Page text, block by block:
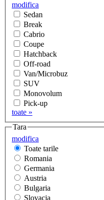
modifica
Sedan
Break
Cabrio
Coupe
Hatchback
Off-road
Van/Microbuz
SUV
Monovolum
Pick-up
toate »
modifica
Tara
Toate tarile
Romania
Germania
Austria
Bulgaria
Slovacia